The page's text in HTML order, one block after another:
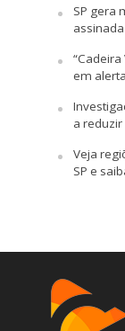
SP gera
em
a reduzir
Veja
SP e